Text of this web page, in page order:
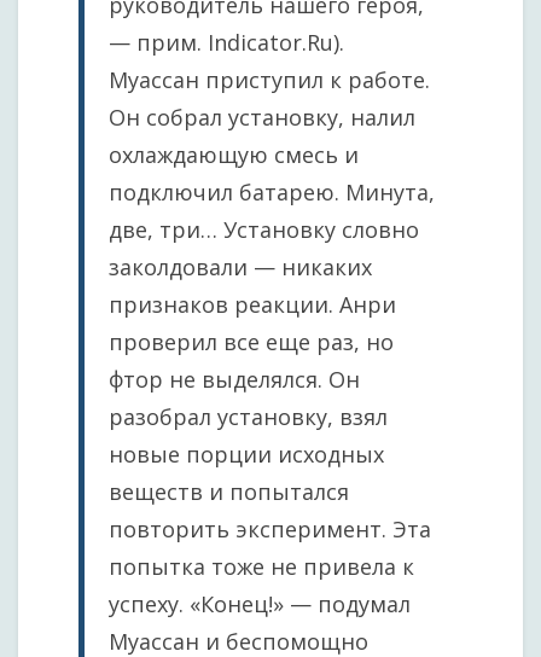
— прим. Indicator.Ru).
Муассан приступил к работе.
Он собрал установку, налил
охлаждающую смесь и
подключил батарею. Минута,
две, три… Установку словно
заколдовали — никаких
признаков реакции. Анри
проверил все еще раз, но
фтор не выделялся. Он
разобрал установку, взял
новые порции исходных
веществ и попытался
повторить эксперимент. Эта
попытка тоже не привела к
успеху. «Конец!» — подумал
Муассан и беспомощно